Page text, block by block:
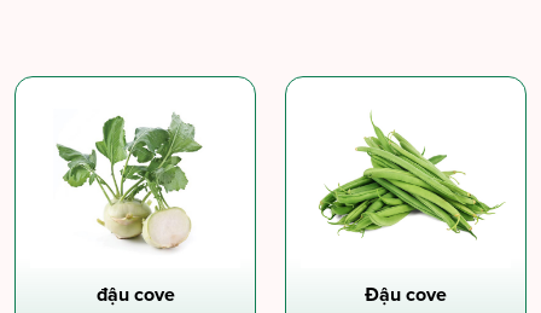
đậu cove Đậu cove